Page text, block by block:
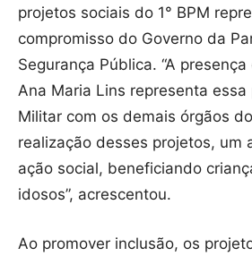
projetos sociais do 1° BPM
compromisso do Governo da
Segurança Pública. “A
Ana Maria Lins representa
Militar com os demais órgãos
realização desses projetos, um
ação social, beneficiando
idosos”, acrescentou.
Ao promover inclusão, os